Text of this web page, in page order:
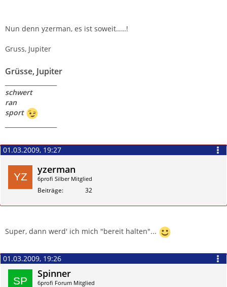
Nun denn yzerman, es ist soweit.....!
Gruss, Jupiter
Grüsse, Jupiter
schwert
ran
sport
01.03.2009, 19:27
yzerman
6profi Silber Mitglied
Beiträge 32
Super, dann werd' ich mich "bereit halten"...
01.03.2009, 19:26
Spinner
6profi Forum Mitglied